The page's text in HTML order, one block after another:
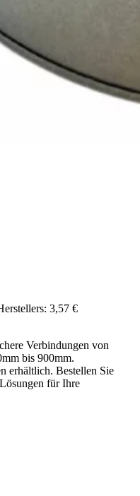
: 3,57 €
Verbindungen von
bis 900mm.
erhältlich. Bestellen Sie
für Ihre